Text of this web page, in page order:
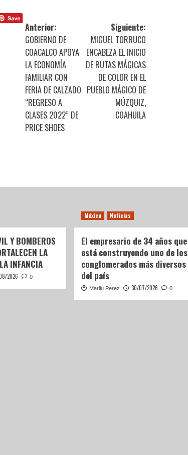
Anterior:
GOBIERNO DE
COACALCO APOYA
LA ECONOMÍA
FAMILIAR CON
FERIA DE CALZADO
“REGRESO A
CLASES 2022” DE
PRICE SHOES
Siguiente:
MIGUEL TORRUCO
ENCABEZA EL INICIO
DE RUTAS MÁGICAS
DE COLOR EN EL
PUEBLO MÁGICO DE
MÚZQUIZ,
COAHUILA
Y BOMBEROS
LA
INFANCIA
2026 0
México Noticias
El empresario de 34 años que
está construyendo uno de los
conglomerados más diversos
del país
Marilu Perez 30/07/2026 0